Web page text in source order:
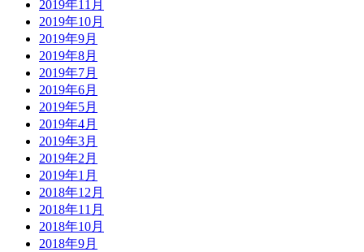
2019年11月
2019年10月
2019年9月
2019年8月
2019年7月
2019年6月
2019年5月
2019年4月
2019年3月
2019年2月
2019年1月
2018年12月
2018年11月
2018年10月
2018年9月